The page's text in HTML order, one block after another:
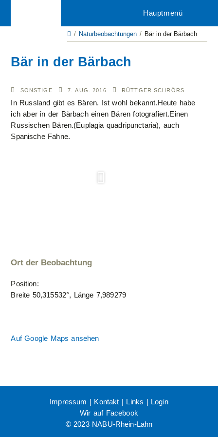
springen
Hauptmenü
/ Naturbeobachtungen / Bär in der Bärbach
Bär in der Bärbach
TYP:
SONSTIGE
BEOBACHTET
AM:
7. AUG. 2016 AUTOR/IN:
RÜTTGER SCHRÖRS
In Russland gibt es Bären. Ist wohl bekannt.Heute habe
ich aber in der Bärbach einen Bären fotografiert.Einen
Russischen Bären.(Euplagia quadripunctaria), auch
Spanische Fahne.
Ort der Beobachtung
Position:
Breite 50,315532°, Länge 7,989279
Auf Google Maps ansehen
Impressum | Kontakt | Links | Login
Wir auf Facebook
© 2023 NABU-Rhein-Lahn